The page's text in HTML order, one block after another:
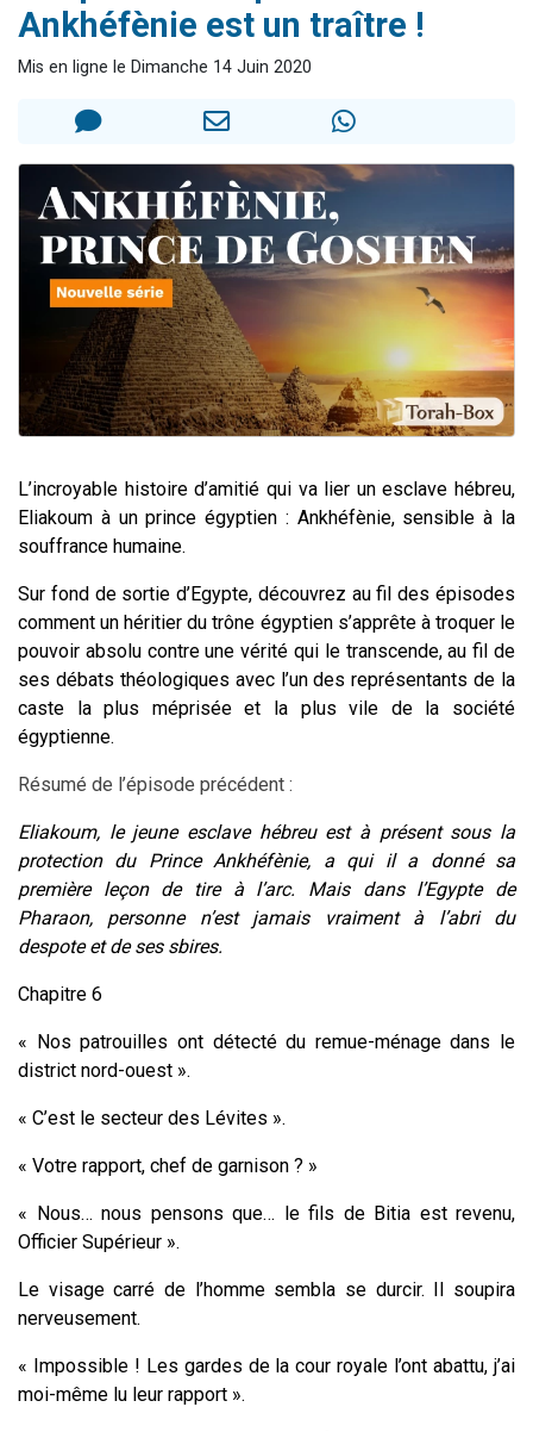
Il reste 49 places pour étudier en groupe sur Zoom
2 nouvelles musiques dans Torah-Box Music
6 personnes viennent de nous rejoindre sur WhatsApp
Ankhéfènie est un traître !
Mis en ligne le Dimanche 14 Juin 2020
L’incroyable histoire d’amitié qui va lier un esclave hébreu,
Eliakoum à un prince égyptien : Ankhéfènie, sensible à la
souffrance humaine.
Sur fond de sortie d’Egypte, découvrez au fil des épisodes
comment un héritier du trône égyptien s’apprête à troquer le
pouvoir absolu contre une vérité qui le transcende, au fil de
ses débats théologiques avec l’un des représentants de la
caste la plus méprisée et la plus vile de la société
égyptienne.
Résumé de l’épisode précédent :
Eliakoum, le jeune esclave hébreu est à présent sous la
protection du Prince Ankhéfènie, a qui il a donné sa
première leçon de tire à l’arc. Mais dans l’Egypte de
Pharaon, personne n’est jamais vraiment à l’abri du
despote et de ses sbires.
Chapitre 6
« Nos patrouilles ont détecté du remue-ménage dans le
district nord-ouest ».
« C’est le secteur des Lévites ».
« Votre rapport, chef de garnison ? »
« Nous… nous pensons que… le fils de Bitia est revenu,
Officier Supérieur ».
Le visage carré de l’homme sembla se durcir. Il soupira
nerveusement.
« Impossible ! Les gardes de la cour royale l’ont abattu, j’ai
moi-même lu leur rapport ».